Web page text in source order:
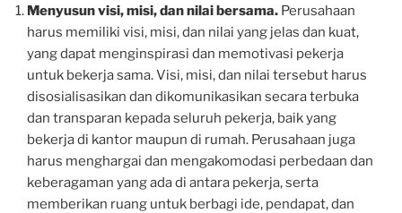
Menyusun visi, misi, dan nilai bersama. Perusahaan
harus memiliki visi, misi, dan nilai yang jelas dan kuat,
yang dapat menginspirasi dan memotivasi pekerja
untuk bekerja sama. Visi, misi, dan nilai tersebut harus
disosialisasikan dan dikomunikasikan secara terbuka
dan transparan kepada seluruh pekerja, baik yang
bekerja di kantor maupun di rumah. Perusahaan juga
harus menghargai dan mengakomodasi perbedaan dan
keberagaman yang ada di antara pekerja, serta
memberikan ruang untuk berbagi ide, pendapat, dan